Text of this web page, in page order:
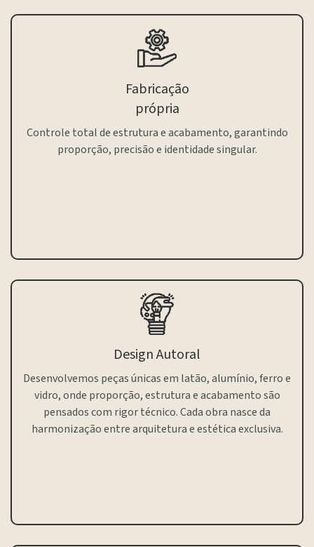
Fabricação
própria
Controle total de estrutura e acabamento, garantindo
proporção, precisão e identidade singular.
Design Autoral
Desenvolvemos peças únicas em latão, alumínio, ferro e
vidro, onde proporção, estrutura e acabamento são
pensados com rigor técnico. Cada obra nasce da
harmonização entre arquitetura e estética exclusiva.